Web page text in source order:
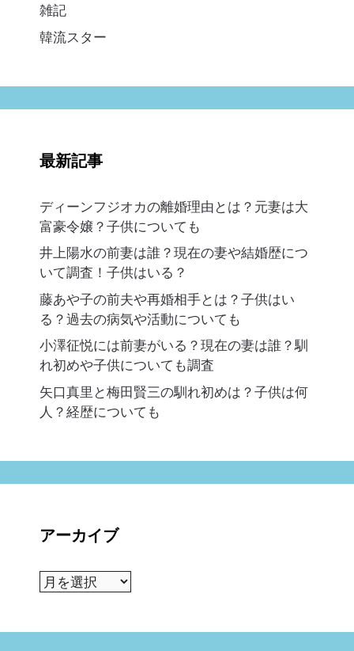
雑記
韓流スター
最新記事
ディーンフジオカの離婚理由とは？元妻は大
富豪令嬢？子供についても
井上陽水の前妻は誰？現在の妻や結婚歴につ
いて調査！子供はいる？
藤あや子の前夫や再婚相手とは？子供はい
る？過去の病気や活動についても
小澤征悦には前妻がいる？現在の妻は誰？馴
れ初めや子供についても調査
矢口真里と梅田賢三の馴れ初めは？子供は何
人？経歴についても
アーカイブ
ア